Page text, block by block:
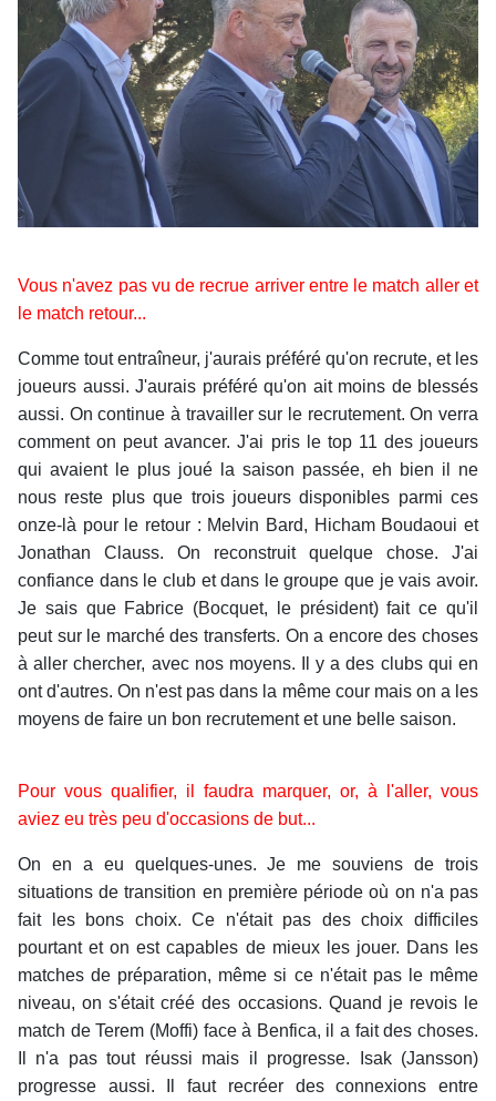
Vous n'avez pas vu de recrue arriver entre le match aller et
le match retour...
Comme tout entraîneur, j'aurais préféré qu'on recrute, et les
joueurs aussi. J'aurais préféré qu'on ait moins de blessés
aussi. On continue à travailler sur le recrutement. On verra
comment on peut avancer. J'ai pris le top 11 des joueurs
qui avaient le plus joué la saison passée, eh bien il ne
nous reste plus que trois joueurs disponibles parmi ces
onze-là pour le retour : Melvin Bard, Hicham Boudaoui et
Jonathan Clauss. On reconstruit quelque chose. J'ai
confiance dans le club et dans le groupe que je vais avoir.
Je sais que Fabrice (Bocquet, le président) fait ce qu'il
peut sur le marché des transferts. On a encore des choses
à aller chercher, avec nos moyens. Il y a des clubs qui en
ont d'autres. On n'est pas dans la même cour mais on a les
moyens de faire un bon recrutement et une belle saison.
Pour vous qualifier, il faudra marquer, or, à l'aller, vous
aviez eu très peu d'occasions de but...
On en a eu quelques-unes. Je me souviens de trois
situations de transition en première période où on n'a pas
fait les bons choix. Ce n'était pas des choix difficiles
pourtant et on est capables de mieux les jouer. Dans les
matches de préparation, même si ce n'était pas le même
niveau, on s'était créé des occasions. Quand je revois le
match de Terem (Moffi) face à Benfica, il a fait des choses.
Il n'a pas tout réussi mais il progresse. Isak (Jansson)
progresse aussi. Il faut recréer des connexions entre